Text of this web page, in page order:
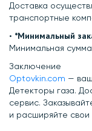
Доставка
транспортные
•⁠ ⁠ *Минимальный
Минимальная
Заключение
Optovkin.com —
Детекторы газа.
сервис.
и расширяйте свои